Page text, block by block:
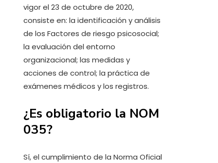
vigor el 23 de octubre de 2020,
consiste en: la identificación y análisis
de los Factores de riesgo psicosocial;
la evaluación del entorno
organizacional; las medidas y
acciones de control; la práctica de
exámenes médicos y los registros.
¿Es obligatorio la NOM
035?
Sí, el cumplimiento de la Norma Oficial